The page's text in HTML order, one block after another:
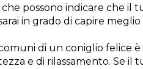
che possono indicare che il
in grado di capire
di un coniglio felice è
e di rilassamento. Se